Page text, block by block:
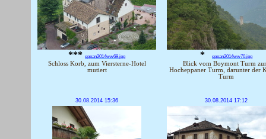
*** eppan2014ww69.jpg
Schloss Korb, zum Viersterne-Hotel
mutiert
* eppan2014ww70.jpg
Blick vom Boymont Turm
Hocheppaner Turm, darunter der
Turm
30.08.2014 15:36 30.08.2014 17:12